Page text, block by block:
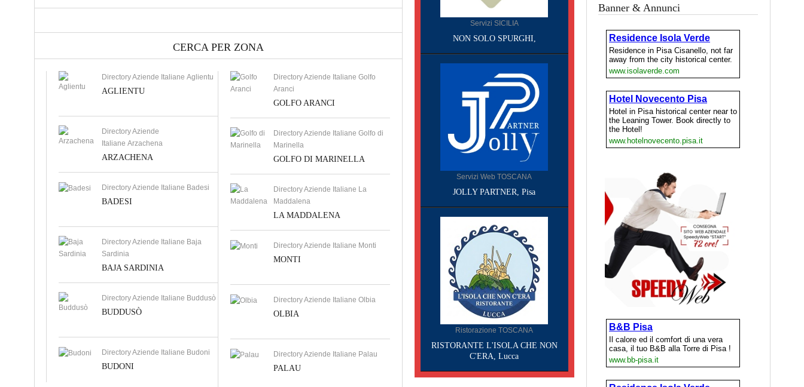
CERCA PER ZONA
Directory Aziende Italiane Aglientu
AGLIENTU
Directory Aziende
Italiane Arzachena
ARZACHENA
Directory Aziende Italiane Badesi
BADESI
Directory Aziende Italiane Baja
Sardinia
BAJA SARDINIA
Directory Aziende Italiane Buddusò
BUDDUSÒ
Directory Aziende Italiane Budoni
BUDONI
Directory Aziende Italiane Golfo
Aranci
GOLFO ARANCI
Directory Aziende Italiane Golfo di
Marinella
GOLFO DI MARINELLA
Directory Aziende Italiane La
Maddalena
LA MADDALENA
Directory Aziende Italiane Monti
MONTI
Directory Aziende Italiane Olbia
OLBIA
Directory Aziende Italiane Palau
PALAU
Servizi SICILIA
NON SOLO SPURGHI,
Servizi Web TOSCANA
JOLLY PARTNER, Pisa
Ristorazione TOSCANA
RISTORANTE L'ISOLA CHE NON
C'ERA, Lucca
Banner & Annunci